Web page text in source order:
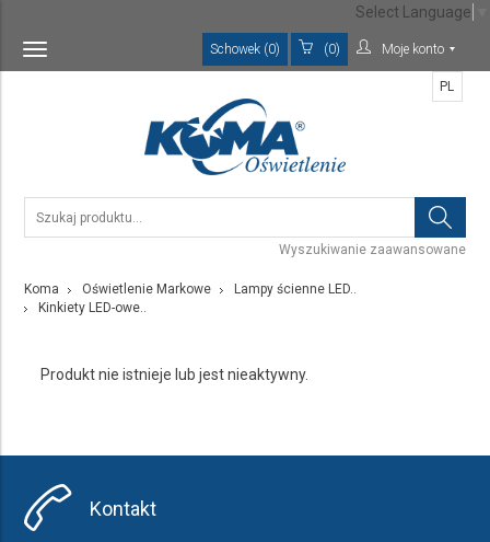
Toggle
navigation
Schowek (0) (0) Moje konto
Wyszukiwanie zaawansowane
PL
Koma Oświetlenie Markowe
Lampy ścienne LED..
Kinkiety LED-owe..
Produkt nie istnieje lub jest nieaktywny.
Kontakt
Select Language